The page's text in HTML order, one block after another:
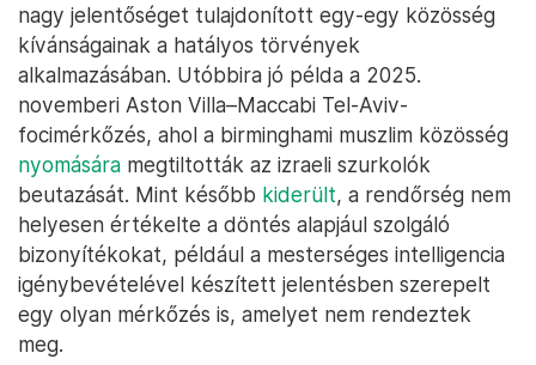
nagy jelentőséget tulajdonított egy-egy közösség
kívánságainak a hatályos törvények
alkalmazásában. Utóbbira jó példa a 2025.
novemberi Aston Villa–Maccabi Tel-Aviv-
focimérkőzés, ahol a birminghami muszlim közösség
nyomására megtiltották az izraeli szurkolók
beutazását. Mint később kiderült, a rendőrség nem
helyesen értékelte a döntés alapjául szolgáló
bizonyítékokat, például a mesterséges intelligencia
igénybevételével készített jelentésben szerepelt
egy olyan mérkőzés is, amelyet nem rendeztek
meg.